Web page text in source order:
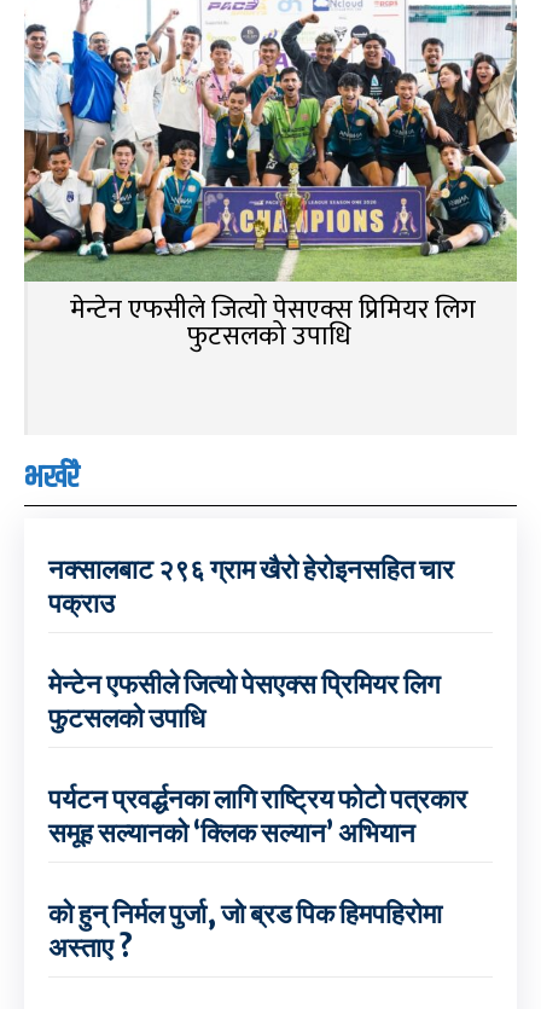
मेन्टेन एफसीले जित्यो पेसएक्स प्रिमियर लिग
फुटसलको उपाधि
भर्खरै
नक्सालबाट २९६ ग्राम खैरो हेरोइनसहित चार
पक्राउ
मेन्टेन एफसीले जित्यो पेसएक्स प्रिमियर लिग
फुटसलको उपाधि
पर्यटन प्रवर्द्धनका लागि राष्ट्रिय फोटो पत्रकार
समूह सल्यानको ‘क्लिक सल्यान’ अभियान
को हुन् निर्मल पुर्जा, जो ब्रड पिक हिमपहिरोमा
अस्ताए ?